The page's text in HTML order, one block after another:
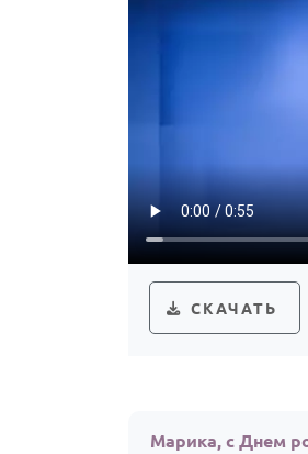
СКАЧАТЬ
Марика, с Днем